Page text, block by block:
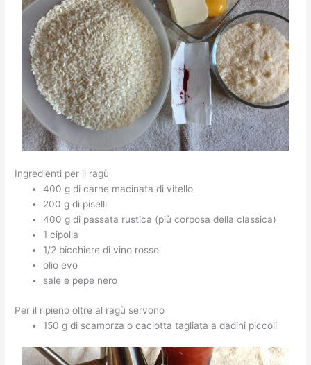
Ingredienti per il ragù
400 g di carne macinata di vitello
200 g di piselli
400 g di passata rustica (più corposa della classica)
1 cipolla
1/2 bicchiere di vino rosso
olio evo
sale e pepe nero
Per il ripieno oltre al ragù servono
150 g di scamorza o caciotta tagliata a dadini piccoli